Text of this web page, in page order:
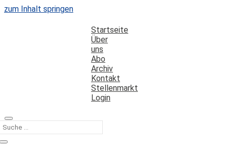
zum Inhalt springen
Startseite
Über
uns
Abo
Archiv
Kontakt
Stellenmarkt
Login
Kategorie